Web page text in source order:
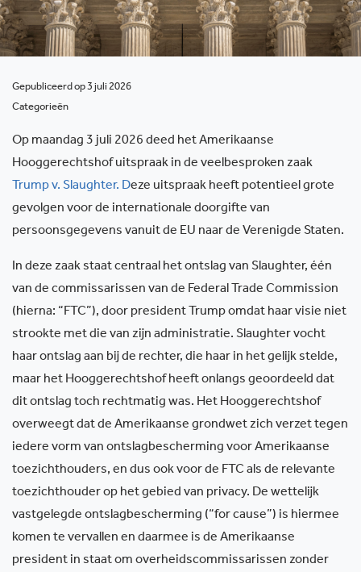
Gepubliceerd op 3 juli 2026
Categorieën
Op maandag 3 juli 2026 deed het Amerikaanse
Hooggerechtshof uitspraak in de veelbesproken zaak
Trump v. Slaughter. Deze uitspraak heeft potentieel grote
gevolgen voor de internationale doorgifte van
persoonsgegevens vanuit de EU naar de Verenigde Staten.
In deze zaak staat centraal het ontslag van Slaughter, één
van de commissarissen van de Federal Trade Commission
(hierna: “FTC”), door president Trump omdat haar visie niet
strookte met die van zijn administratie. Slaughter vocht
haar ontslag aan bij de rechter, die haar in het gelijk stelde,
maar het Hooggerechtshof heeft onlangs geoordeeld dat
dit ontslag toch rechtmatig was. Het Hooggerechtshof
overweegt dat de Amerikaanse grondwet zich verzet tegen
iedere vorm van ontslagbescherming voor Amerikaanse
toezichthouders, en dus ook voor de FTC als de relevante
toezichthouder op het gebied van privacy. De wettelijk
vastgelegde ontslagbescherming (“for cause”) is hiermee
komen te vervallen en daarmee is de Amerikaanse
president in staat om overheidscommissarissen zonder